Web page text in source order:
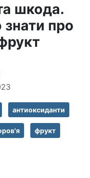
шкода.
про
антиоксиданти
фрукт